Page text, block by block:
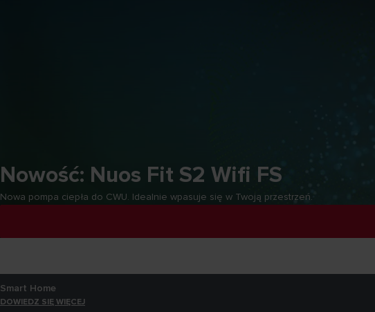
Nowość: Nuos Fit S2 Wifi FS
Nowa pompa ciepła do CWU. Idealnie wpasuje się w Twoją przestrzeń.
DOWIEDZ SIĘ WIĘCEJ
Smart Home
DOWIEDZ SIĘ WIĘCEJ